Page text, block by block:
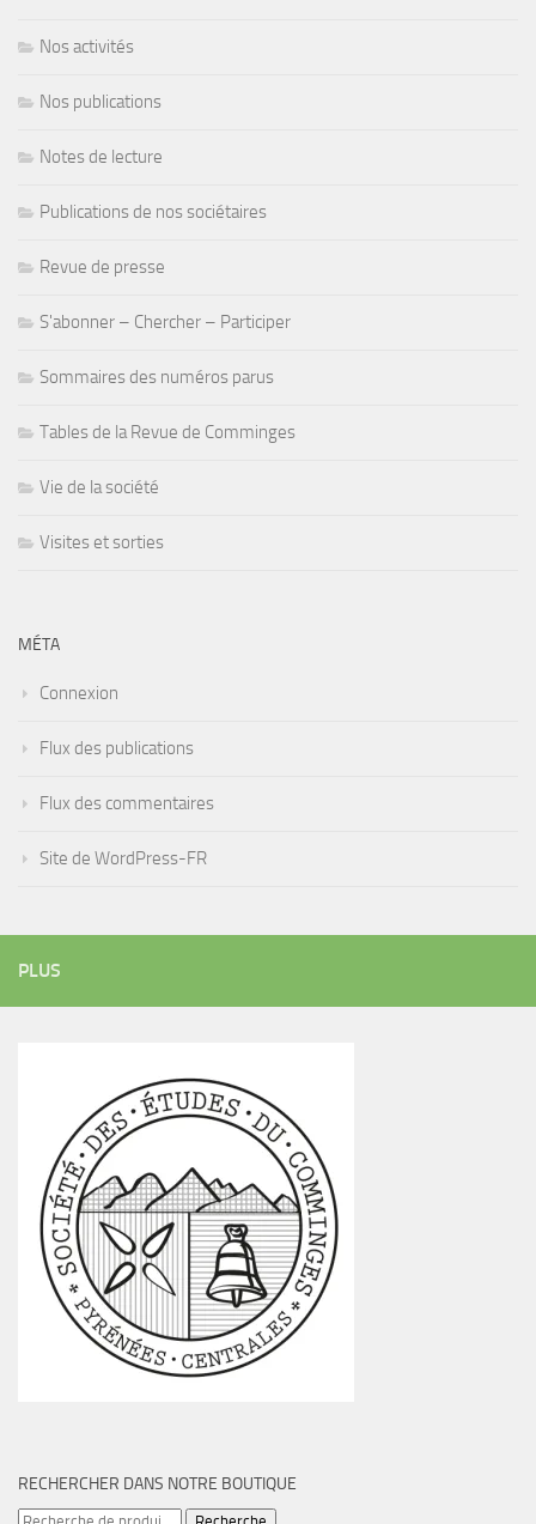
Nos activités
Nos publications
Notes de lecture
Publications de nos sociétaires
Revue de presse
S'abonner – Chercher – Participer
Sommaires des numéros parus
Tables de la Revue de Comminges
Vie de la société
Visites et sorties
MÉTA
Connexion
Flux des publications
Flux des commentaires
Site de WordPress-FR
PLUS
RECHERCHER DANS NOTRE BOUTIQUE
Recherche